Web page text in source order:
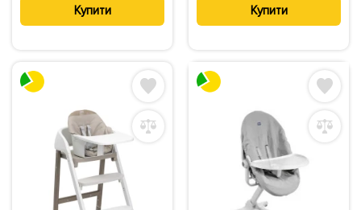
Купити Купити